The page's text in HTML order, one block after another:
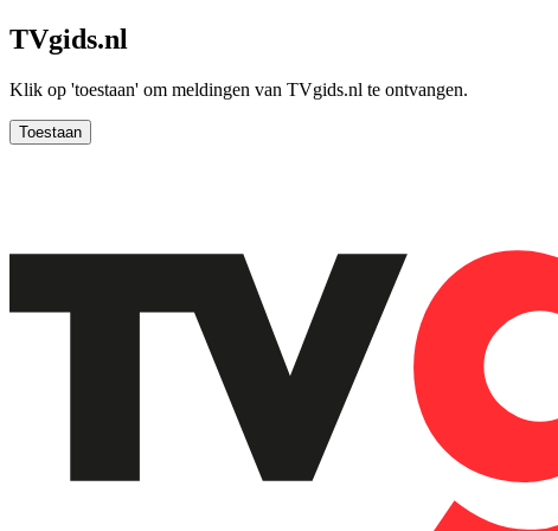
TVgids.nl
Klik op 'toestaan' om meldingen van TVgids.nl te ontvangen.
Toestaan